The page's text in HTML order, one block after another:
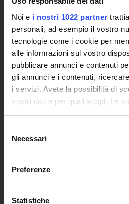
Noi e i nostri 1022 partner
personali, ad esempio il vostro
tecnologie come i cookie per
alle informazioni sul vostro
pubblicare annunci e contenuti
gli annunci e i contenuti,
i servizi. Avete la possibilità di
vostri dati e per quali scopi. Le
privacy sono applicabili solo su
modificare o revocare il proprio
momento dalla Dichiarazione
raccogliere informazioni
delNecessari
Preferenze
Statistiche
Accesso alla Banca Dati di
Posta Elettronica
Bacheca del
Corsi di
Corsi di
Dottorato di
Mondo Scuola - Corsi